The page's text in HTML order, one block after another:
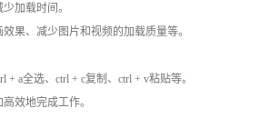
加载时间。
果、减少图片和视频的加载质量等。
+ a全选、ctrl + c复制、ctrl + v粘贴等。
效地完成工作。